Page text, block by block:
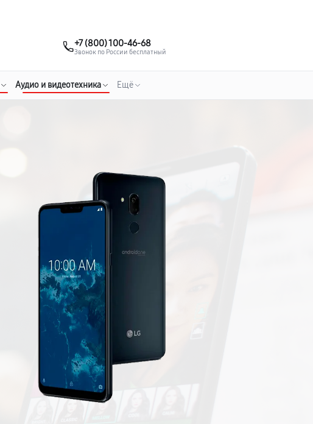
+7 (800) 100-46-68
Звонок по России бесплатный
Аудио и видеотехника Ещё